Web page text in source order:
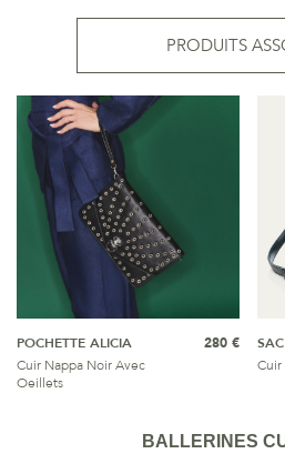
PRODUITS
POCHETTE ALICIA
Cuir Nappa Noir Avec
Oeillets
280 €
Cuir
BALLERINES